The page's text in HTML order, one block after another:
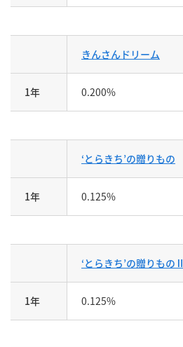
きんさんドリーム
1年 0.200%
‘とらきち’の贈りもの
1年 0.125%
‘とらきち’の贈りものⅡ
1年 0.125%